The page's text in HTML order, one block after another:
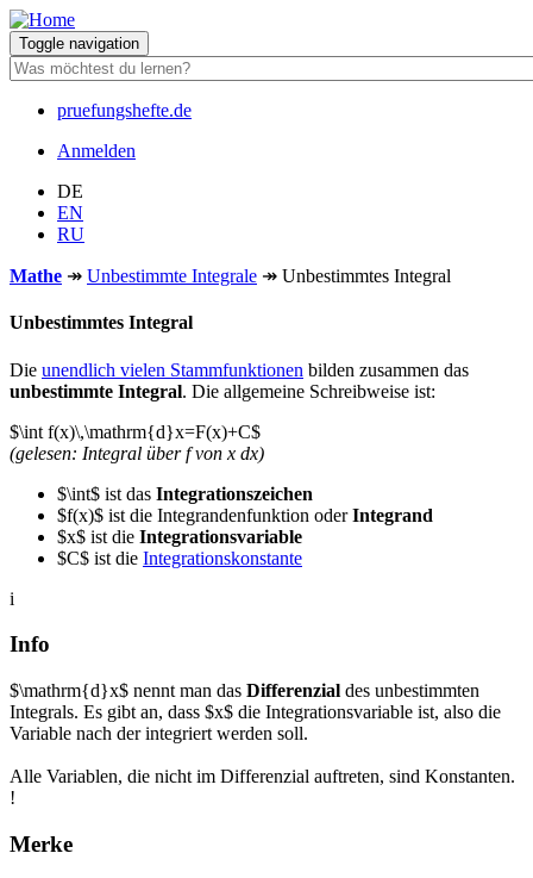
Direkt
zum
Inhalt
Toggle navigation
Hauptnavigation
pruefungshefte.de
Benutzermenü
Anmelden
DE
EN
RU
Mathe ↠ Unbestimmte Integrale ↠ Unbestimmtes Integral
Unbestimmtes Integral
Die unendlich vielen Stammfunktionen bilden zusammen das
unbestimmte Integral. Die allgemeine Schreibweise ist:
$\int f(x)\,\mathrm{d}x=F(x)+C$
(gelesen: Integral über f von x dx)
$\int$ ist das Integrationszeichen
$f(x)$ ist die Integrandenfunktion oderIntegrand
$x$ ist die Integrationsvariable
$C$ ist die Integrationskonstante
i
Info
$\mathrm{d}x$ nennt man das Differenzial des unbestimmten
Integrals. Es gibt an, dass $x$ die Integrationsvariable ist, also die
Variable nach der integriert werden soll.
Alle Variablen, die nicht im Differenzial auftreten, sind Konstanten.
!
Merke